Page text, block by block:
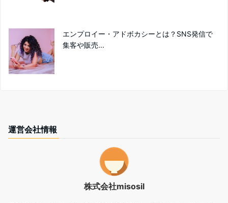
エンプロイー・アドボカシーとは？SNS発信で
集客や販売...
運営会社情報
株式会社misosil